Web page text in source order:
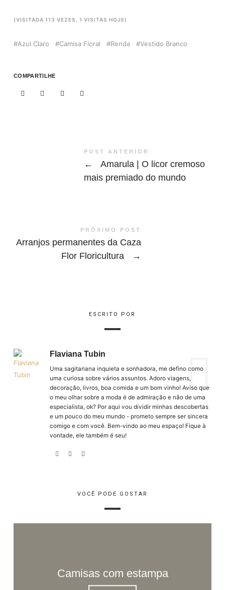
(VISITADA 113 VEZES, 1 VISITAS HOJE)
Azul Claro Camisa Floral Renda Vestido Branco
COMPARTILHE
POST ANTERIOR
←
Amarula | O licor cremoso
mais premiado do mundo
PRÓXIMO POST
Arranjos permanentes da Caza
Flor Floricultura
→
ESCRITO POR
Flaviana Tubin
Uma sagitariana inquieta e sonhadora, me defino como
uma curiosa sobre vários assuntos. Adoro viagens,
decoração, livros, boa comida e um bom vinho! Aviso que
o meu olhar sobre a moda é de admiração e não de uma
especialista, ok? Por aqui vou dividir minhas descobertas
e um pouco do meu mundo - prometo sempre ser sincera
comigo e com você. Bem-vindo ao meu espaço! Fique à
vontade, ele também é seu!
VOCÊ PODE GOSTAR
Camisas com estampa